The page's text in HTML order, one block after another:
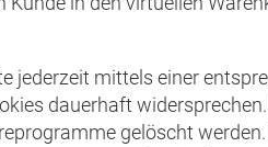
jederzeit mittels einer
dauerhaft
gelöscht